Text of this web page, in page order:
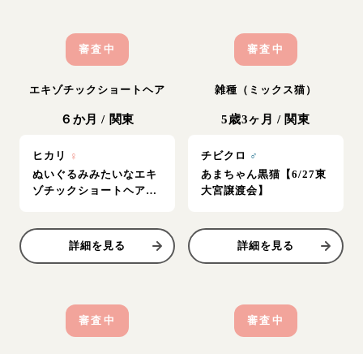
審査中
エキゾチックショートヘア
６か月 / 関東
ヒカリ
♀
ぬいぐるみみたいなエキ
ゾチックショートヘア
詳細を見る
審査中
雑種（ミックス猫）
5歳3ヶ月 / 関東
チビクロ ♂
あまちゃん黒猫【6/27東
大宮譲渡会】
詳細を見る
審査中 審査中